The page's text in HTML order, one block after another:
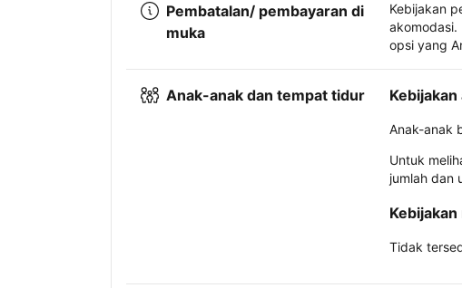
Pembatalan/ pembayaran di
muka
Kebijakan
akomodasi.
opsi yang
Anak-anak dan tempat tidur Kebijakan
Anak-anak
Untuk
jumlah dan
Tidak